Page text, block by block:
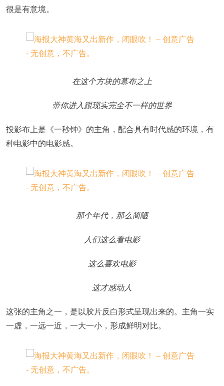
很是有意境。
在这个方块的幕布之上
带你进入跟现实完全不一样的世界
投影布上是《一秒钟》的主角，配合具有时代感的环境，有
种电影中的电影感。
那个年代，那么简陋
人们这么看电影
这么喜欢电影
这才感动人
这张的主角之一，是以胶片反白形式呈现出来的。主角一实
一虚，一远一近，一大一小，形成鲜明对比。